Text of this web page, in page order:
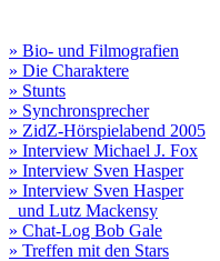
» Bio- und Filmografien
» Die Charaktere
» Stunts
» Synchronsprecher
» ZidZ-Hörspielabend 2005
» Interview Michael J. Fox
» Interview Sven Hasper
» Interview Sven Hasper
und Lutz Mackensy
» Chat-Log Bob Gale
» Treffen mit den Stars